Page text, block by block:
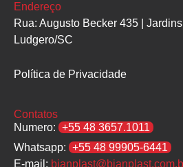
Endereço
Rua: Augusto Becker 435 |
Ludgero/SC
Política de Privacidade
Contatos
Numero: +55 48 3657.1011
Whatsapp: +55 48 99905-6441
E-mail: